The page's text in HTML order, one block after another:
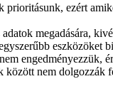
prioritásunk, ezért
megadására,
eszközöket
között nem